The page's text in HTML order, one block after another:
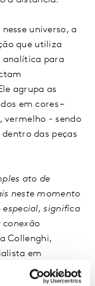
universo, a
que utiliza
analítica para
agrupa as
em cores –
vermelho - sendo
das peças
ato de
neste momento
significa
conexão
Collenghi,
em
o poder de dar